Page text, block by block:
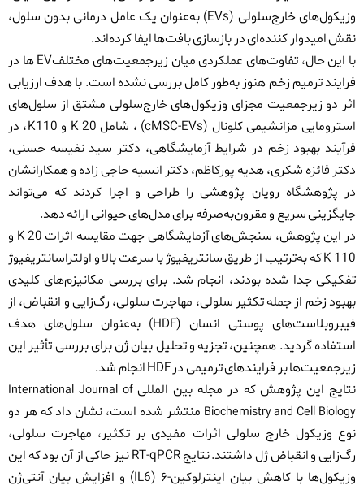
وزیکول‌های خارج‌سلولی (EVs) به‌عنوان یک عامل درمانی بدون سلول،
نقش امیدوار کننده‌ای در بازسازی بافت‌ها ایفا کرده‌اند.
با این حال، تفاوت‌های عملکردی میان زیرجمعیت‌های مختلفEVها در
فرایند ترمیم زخم هنوز به‌طور کامل بررسی نشده است. با هدف ارزیابی
اثر دو زیرجمعیت مجزای وزیکول‌های خارج‌سلولی مشتق از سلول‌های
استرومایی مزانشیمی کلونال (cMSC-EVs) ، شامل 20 K و 110 K، در
فرآیند بهبود زخم در شرایط آزمایشگاهی، دکتر سید نفیسه حسنی،
دکتر فائزه شکری، هدیه پورکاظم، دکتر انسیه حاجی زاده و همکارانشان
در پژوهشگاه رویان پژوهشی را طراحی و اجرا کردند که می‌تواند
جایگزینی سریع و مقرون‌به‌صرفه برای مدل‌های حیوانی ارائه دهد.
در این پژوهش، سنجش‌های آزمایشگاهی جهت مقایسه اثرات 20
K و
110
Kکه به‌ترتیب از طریق سانتریفیوژ با سرعت بالا و اولتراسانتریفیوژ
تفکیکی جدا شده بودند، انجام شد. برای بررسی مکانیزم‌های کلیدی
بهبود زخم از جمله تکثیر سلولی، مهاجرت سلولی، رگ‌زایی و انقباض، از
فیبروبلاست‌های پوستی انسان (HDF) به‌عنوان سلول‌های هدف
استفاده گردید. همچنین، تجزیه و تحلیل بیان ژن برای بررسی تأثیر این
زیرجمعیت‌ها بر فرایندهای ترمیمی درHDFانجام شد.
نتایج این پژوهش که در مجله بین المللیInternational Journal of
Biochemistry and Cell Biology منتشر شده است، نشان داد که هر دو
نوع وزیکول خارج سلولی اثرات مفیدی بر تکثیر، مهاجرت سلولی،
رگ‌زایی و انقباض ژل داشتند. نتایجRT-qPCRنیز حاکی از آن بود که این
وزیکول‌ها با کاهش بیان اینترلوکین-۶ (IL6) و افزایش بیان آنتی‌ژن